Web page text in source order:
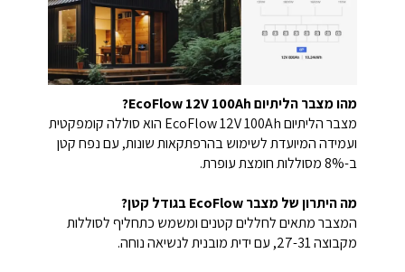
מהו מצבר הליתיום EcoFlow 12V 100Ah?
מצבר הליתיום EcoFlow 12V 100Ah הוא סוללה קומפקטית
ועמידה המיועדת לשימוש בהרפתקאות שונות, עם נפח קטן
ב-8% מסוללות חומצת עופרת.
מה היתרון של מצבר EcoFlow בגודל קטן?
המצבר מתאים לחללים קטנים ומשמש כתחליף לסוללות
מקבוצה 27-31, עם ידית מובנית לנשיאה נוחה.